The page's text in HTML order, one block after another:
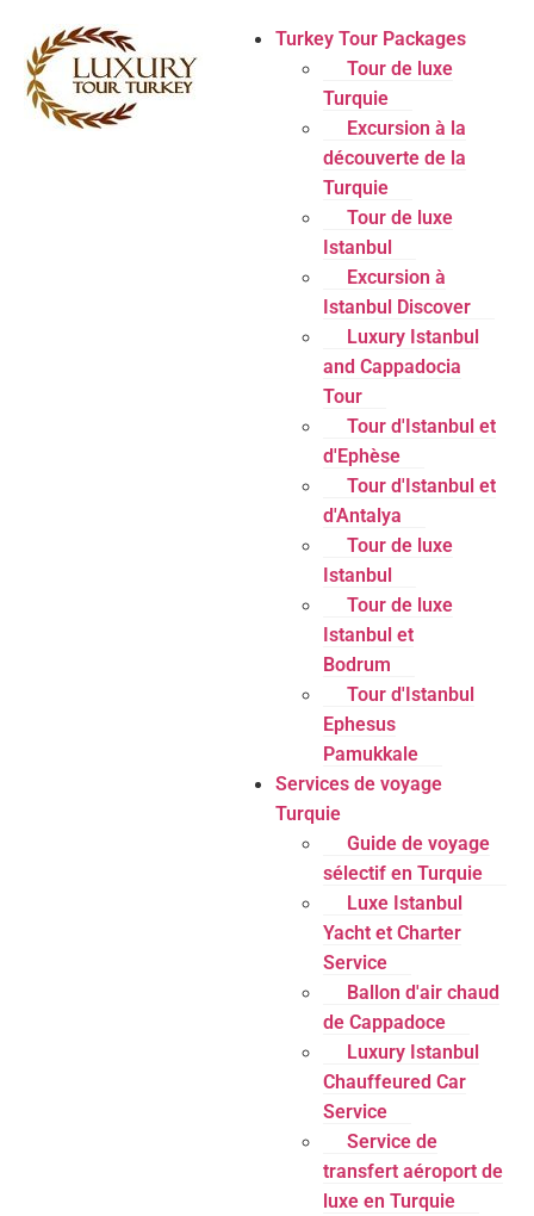
Turkey Tour Packages
Tour de luxe
Turquie
Excursion à la
découverte de la
Turquie
Tour de luxe
Istanbul
Excursion à
Istanbul Discover
Luxury Istanbul
and Cappadocia
Tour
Tour d'Istanbul et
d'Ephèse
Tour d'Istanbul et
d'Antalya
Tour de luxe
Istanbul
Tour de luxe
Istanbul et
Bodrum
Tour d'Istanbul
Ephesus
Pamukkale
Services de voyage
Turquie
Guide de voyage
sélectif en Turquie
Luxe Istanbul
Yacht et Charter
Service
Ballon d'air chaud
de Cappadoce
Luxury Istanbul
Chauffeured Car
Service
Service de
transfert aéroport de
luxe en Turquie